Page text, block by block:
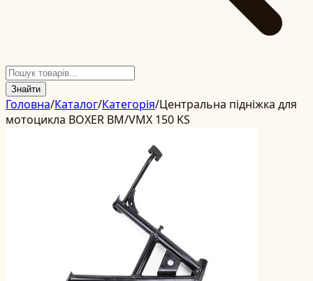
Знайти
Головна/Каталог/Категорія/Центральна підніжка для
мотоцикла BOXER BM/VMX 150 KS